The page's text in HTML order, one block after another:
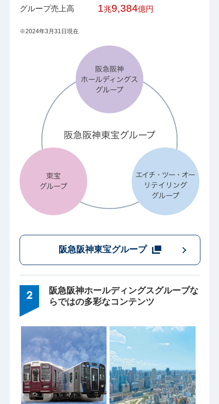
グループ売上高
1兆9,384億円
※2024年3月31日現在
阪急阪神東宝グループ
2
阪急阪神ホールディングスグループな
らではの多彩なコンテンツ